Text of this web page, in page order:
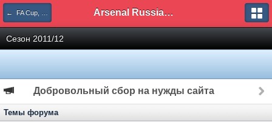
← FA Cup, Carling Cup Arsenal Russian Speaking Supporters Club
Сезон 2011/12
Добровольный сбор на нужды сайта
Темы форума